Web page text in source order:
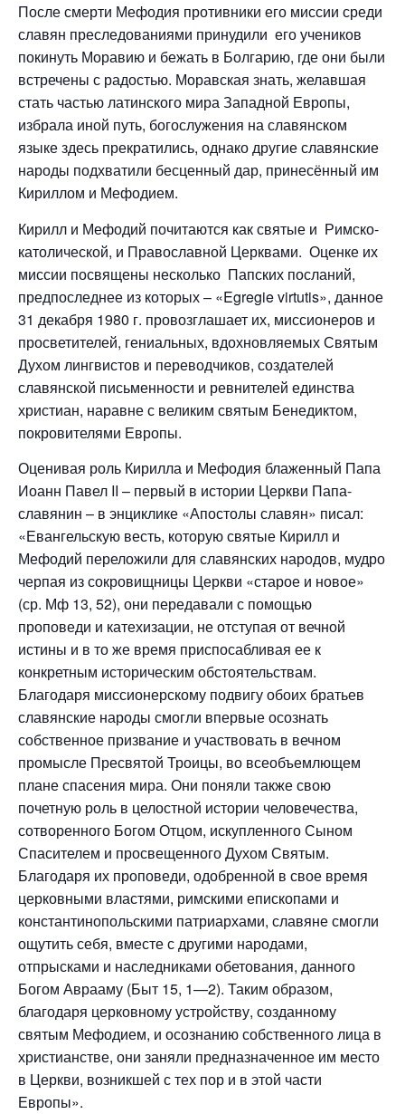
После смерти Мефодия противники его миссии среди
славян преследованиями принудили его учеников
покинуть Моравию и бежать в Болгарию, где они были
встречены с радостью. Моравская знать, желавшая
стать частью латинского мира Западной Европы,
избрала иной путь, богослужения на славянском
языке здесь прекратились, однако другие славянские
народы подхватили бесценный дар, принесённый им
Кириллом и Мефодием.
Кирилл и Мефодий почитаются как святые и Римско-
католической, и Православной Церквами. Оценке их
миссии посвящены несколько Папских посланий,
предпоследнее из которых – «Egregie virtutis», данное
31 декабря 1980 г. провозглашает их, миссионеров и
просветителей, гениальных, вдохновляемых Святым
Духом лингвистов и переводчиков, создателей
славянской письменности и ревнителей единства
христиан, наравне с великим святым Бенедиктом,
покровителями Европы.
Оценивая роль Кирилла и Мефодия блаженный Папа
Иоанн Павел II – первый в истории Церкви Папа-
славянин – в энциклике «Апостолы славян» писал:
«Евангельскую весть, которую святые Кирилл и
Мефодий переложили для славянских народов, мудро
черпая из сокровищницы Церкви «старое и новое»
(ср. Мф 13, 52), они передавали с помощью
проповеди и катехизации, не отступая от вечной
истины и в то же время приспосабливая ее к
конкретным историческим обстоятельствам.
Благодаря миссионерскому подвигу обоих братьев
славянские народы смогли впервые осознать
собственное призвание и участвовать в вечном
промысле Пресвятой Троицы, во всеобъемлющем
плане спасения мира. Они поняли также свою
почетную роль в целостной истории человечества,
сотворенного Богом Отцом, искупленного Сыном
Спасителем и просвещенного Духом Святым.
Благодаря их проповеди, одобренной в свое время
церковными властями, римскими епископами и
константинопольскими патриархами, славяне смогли
ощутить себя, вместе с другими народами,
отпрысками и наследниками обетования, данного
Богом Аврааму (Быт 15, 1—2). Таким образом,
благодаря церковному устройству, созданному
святым Мефодием, и осознанию собственного лица в
христианстве, они заняли предназначенное им место
в Церкви, возникшей с тех пор и в этой части
Европы».